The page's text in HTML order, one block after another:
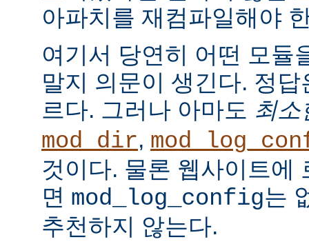
아파치를 재컴파일해야
여기서 당연히 어떤 모듈
말지 의문이 생긴다. 정
르다. 그러나 아마도 최소
mod_dir,
것이다. 물론 웹사이트에
면 mod_log_config는
추천하지 않는다.